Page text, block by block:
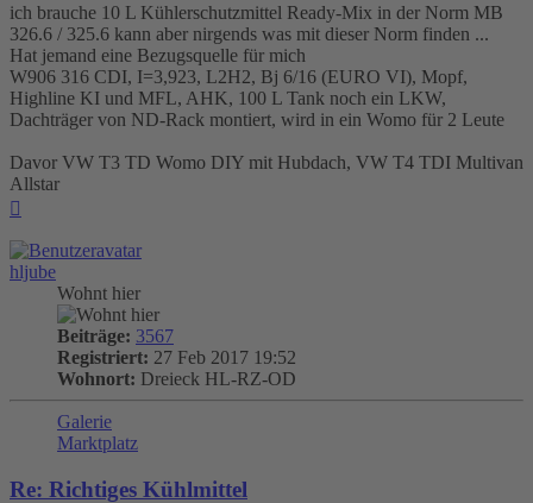
ich brauche 10 L Kühlerschutzmittel Ready-Mix in der Norm MB
326.6 / 325.6 kann aber nirgends was mit dieser Norm finden ...
Hat jemand eine Bezugsquelle für mich
W906 316 CDI, I=3,923, L2H2, Bj 6/16 (EURO VI), Mopf,
Highline KI und MFL, AHK, 100 L Tank noch ein LKW,
Dachträger von ND-Rack montiert, wird in ein Womo für 2 Leute
Davor VW T3 TD Womo DIY mit Hubdach, VW T4 TDI Multivan
Allstar
hljube
Wohnt hier
Beiträge: 3567
Registriert: 27 Feb 2017 19:52
Wohnort: Dreieck HL-RZ-OD
Galerie
Marktplatz
Re: Richtiges Kühlmittel